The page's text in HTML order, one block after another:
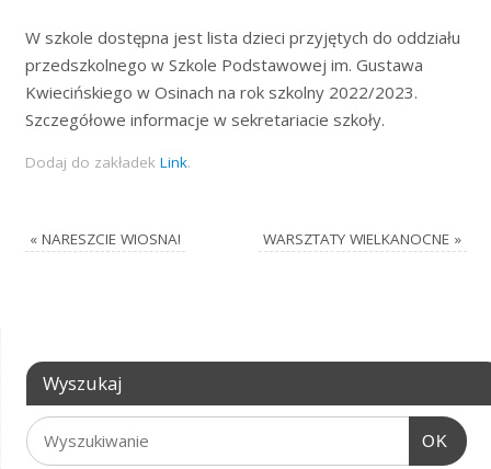
W szkole dostępna jest lista dzieci przyjętych do oddziału
przedszkolnego w Szkole Podstawowej im. Gustawa
Kwiecińskiego w Osinach na rok szkolny 2022/2023.
Szczegółowe informacje w sekretariacie szkoły.
Dodaj do zakładek Link.
«NARESZCIE WIOSNA! WARSZTATY WIELKANOCNE »
Wyszukaj
OK